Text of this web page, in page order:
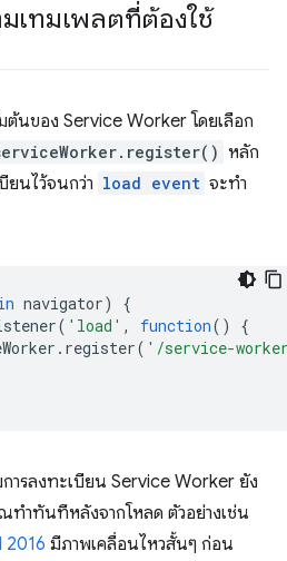
เทมเพลตที่ต้องใช้
ต้นของ Service Worker โดยเลือก
หลัก
ยนไว้จนกว่า load event จะทํา
navigator)
{
( 'load' , function()
{
. register( '/service-
การลงทะเบียน Service Worker ยัง
าทันทีหลังจากโหลด ตัวอย่างเช่น
2016 มีภาพเคลื่อนไหวสั้นๆ ก่อน